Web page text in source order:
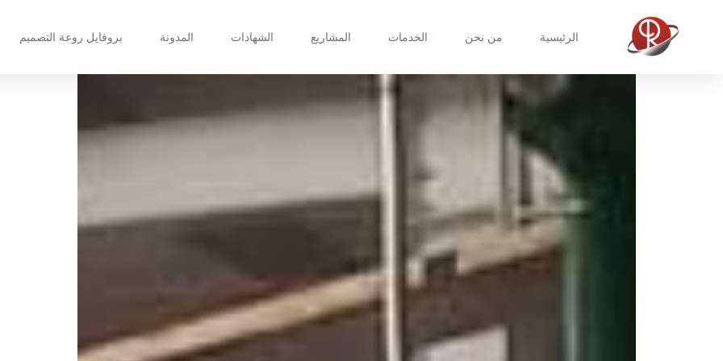
الرئيسية من نحن الخدمات المشاريع الشهادات المدونة بروفايل روعة التصميم